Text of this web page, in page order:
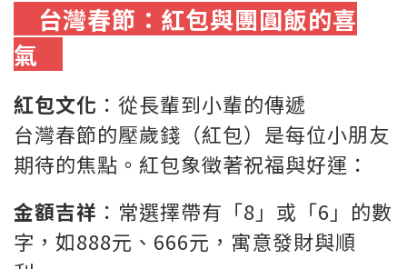
台灣春節：紅包與團圓飯的喜
氣
紅包文化 ：從長輩到小輩的傳遞
台灣春節的壓歲錢（紅包）是每位小朋友
期待的焦點。紅包象徵著祝福與好運：
金額吉祥 ：常選擇帶有「8」或「6」的數
字，如888元、666元，寓意發財與順